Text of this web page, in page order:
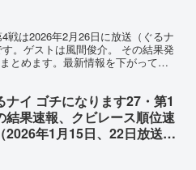
戦は2026年2月26日に放送（ぐるナ
。ゲストは風間俊介。 その結果発
とめます。最新情報を下がって確
ナイ ゴチになります27・第1
結果速報、クビレース順位速
2026年1月15日、22日放送）